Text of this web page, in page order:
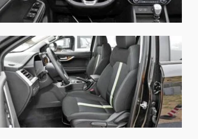
-
-
-
Автоматическая